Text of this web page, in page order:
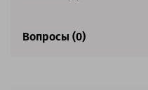
Вопросы (0)